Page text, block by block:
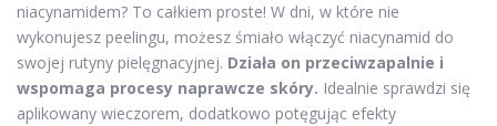
niacynamidem? To całkiem proste! W dni, w które nie
wykonujesz peelingu, możesz śmiało włączyć niacynamid do
swojej rutyny pielęgnacyjnej. Działa on przeciwzapalnie i
wspomaga procesy naprawcze skóry. Idealnie sprawdzi się
aplikowany wieczorem, dodatkowo potęgując efekty